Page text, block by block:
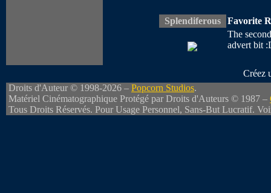
Splendiferous
Favorite
The
advert bit
Créez
Droits d'Auteur © 1998-2026 – Popcorn Studios.
Matériel Cinématographique Protégé par Droits d'Auteurs © 1987 –
Tous Droits Réservés. Pour Usage Personnel, Sans-But Lucratif.